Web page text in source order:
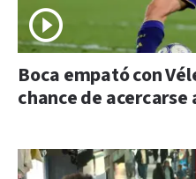
Boca empató con
chance de